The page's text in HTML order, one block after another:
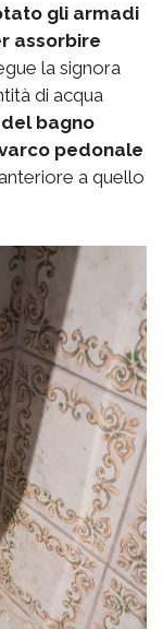
gli armadi
assorbire
la signora
di acqua
bagno
pedonale
a quello